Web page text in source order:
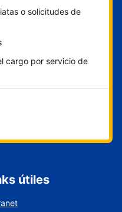
o solicitudes de
cargo por servicio de
útiles